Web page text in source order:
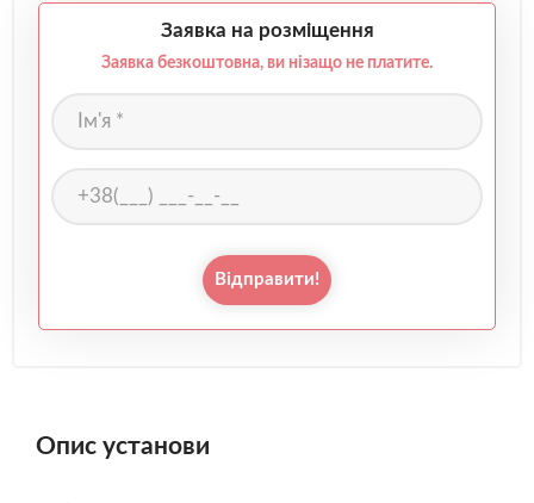
Заявка на розміщення
Заявка безкоштовна, ви нізащо не платите.
Відправити!
Опис установи